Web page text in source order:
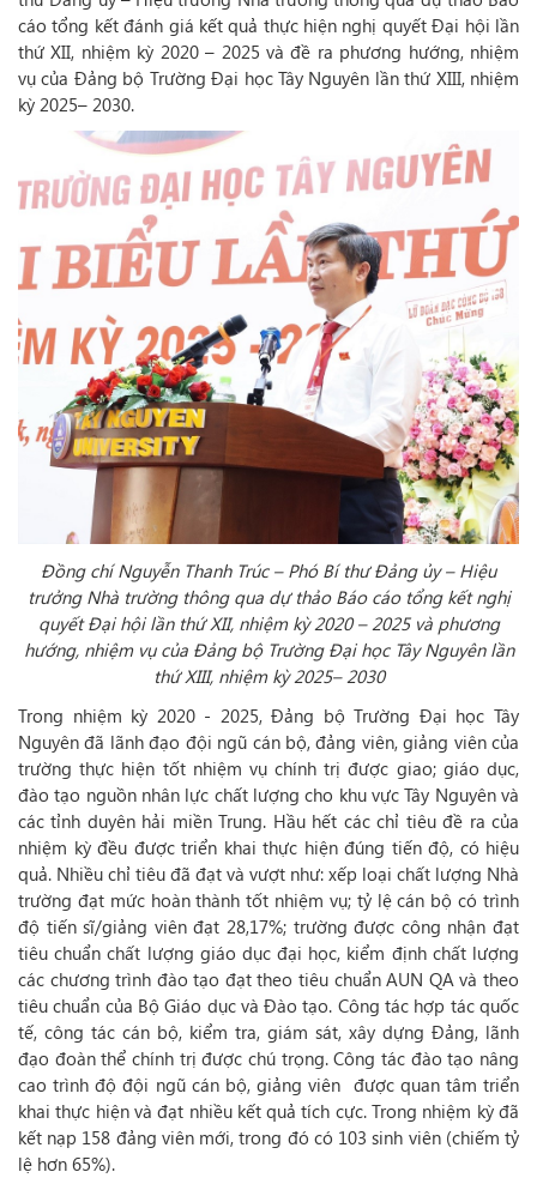
cáo tổng kết đánh giá kết quả thực hiện nghị quyết Đại hội lần
thứ XII, nhiệm kỳ 2020 – 2025 và đề ra phương hướng, nhiệm
vụ của Đảng bộ Trường Đại học Tây Nguyên lần thứ XIII, nhiệm
kỳ 2025– 2030.
Đồng chí Nguyễn Thanh Trúc – Phó Bí thư Đảng ủy – Hiệu
trưởng Nhà trường thông qua dự thảo Báo cáo tổng kết nghị
quyết Đại hội lần thứ XII, nhiệm kỳ 2020 – 2025 và phương
hướng, nhiệm vụ của Đảng bộ Trường Đại học Tây Nguyên lần
thứ XIII, nhiệm kỳ 2025– 2030
Trong nhiệm kỳ 2020 - 2025, Đảng bộ Trường Đại học Tây
Nguyên đã lãnh đạo đội ngũ cán bộ, đảng viên, giảng viên của
trường thực hiện tốt nhiệm vụ chính trị được giao; giáo dục,
đào tạo nguồn nhân lực chất lượng cho khu vực Tây Nguyên và
các tỉnh duyên hải miền Trung. Hầu hết các chỉ tiêu đề ra của
nhiệm kỳ đều được triển khai thực hiện đúng tiến độ, có hiệu
quả. Nhiều chỉ tiêu đã đạt và vượt như: xếp loại chất lượng Nhà
trường đạt mức hoàn thành tốt nhiệm vụ; tỷ lệ cán bộ có trình
độ tiến sĩ/giảng viên đạt 28,17%; trường được công nhận đạt
tiêu chuẩn chất lượng giáo dục đại học, kiểm định chất lượng
các chương trình đào tạo đạt theo tiêu chuẩn AUN QA và theo
tiêu chuẩn của Bộ Giáo dục và Đào tạo. Công tác hợp tác quốc
tế, công tác cán bộ, kiểm tra, giám sát, xây dựng Đảng, lãnh
đạo đoàn thể chính trị được chú trọng. Công tác đào tạo nâng
cao trình độ đội ngũ cán bộ, giảng viên được quan tâm triển
khai thực hiện và đạt nhiều kết quả tích cực. Trong nhiệm kỳ đã
kết nạp 158 đảng viên mới, trong đó có 103 sinh viên (chiếm tỷ
lệ hơn 65%).